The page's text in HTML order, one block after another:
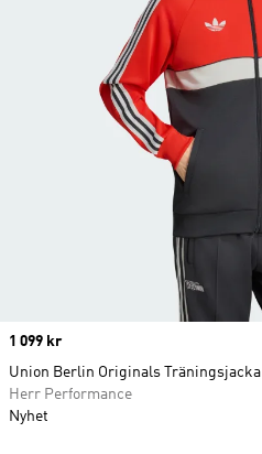
Price
1 099 kr
Union Berlin Originals Träningsjacka
Herr Performance
Nyhet